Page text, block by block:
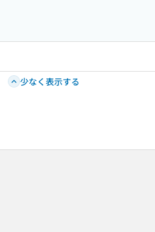
少なく表示する